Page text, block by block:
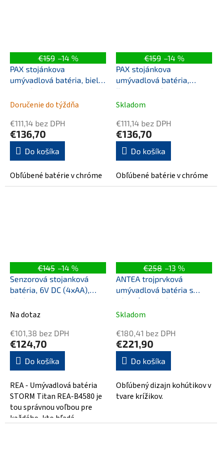
€159 –14 %
PAX stojánkova
umývadlová batéria, biela
matná
Doručenie do týždňa
€111,14 bez DPH
€136,70
Do košíka
Obľúbené batérie v chróme
€159 –14 %
PAX stojánkova
umývadlová batéria,
čierna matná
Skladom
€111,14 bez DPH
€136,70
Do košíka
Obľúbené batérie v chróme
€145 –14 %
Senzorová stojanková
batéria, 6V DC (4xAA),
chróm
Na dotaz
€101,38 bez DPH
€124,70
Do košíka
REA - Umývadlová batéria
STORM Titan REA-B4580 je
tou správnou voľbou pre
každého, kto hľadá
€258 –13 %
ANTEA trojprvková
umývadlová batéria s
výpusťou, chróm
Skladom
€180,41 bez DPH
€221,90
Do košíka
Obľúbený dizajn kohútikov v
tvare krížikov.